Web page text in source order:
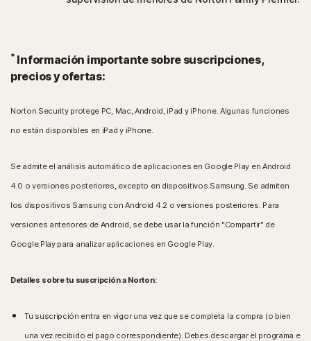
* Información importante sobre suscripciones,
precios y ofertas:
Norton Security protege PC, Mac, Android, iPad y iPhone. Algunas funciones
no están disponibles en iPad y iPhone.
Se admite el análisis automático de aplicaciones en Google Play en Android
4.0 o versiones posteriores, excepto en dispositivos Samsung. Se admiten
los dispositivos Samsung con Android 4.2 o versiones posteriores. Para
versiones anteriores de Android, se debe usar la función "Compartir" de
Google Play para analizar aplicaciones en Google Play.
Detalles sobre tu suscripción a Norton:
Tu suscripción entra en vigor una vez que se completa la compra (o bien
una vez recibido el pago correspondiente). Debes descargar el programa e